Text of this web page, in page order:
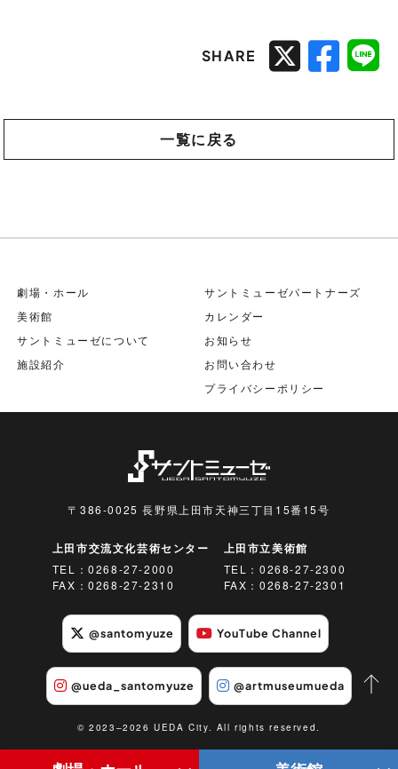
SHARE
一覧に戻る
劇場・ホール
美術館
サントミューゼについて
施設紹介
サントミューゼパートナーズ
カレンダー
お知らせ
お問い合わせ
プライバシーポリシー
〒386-0025 長野県上田市天神三丁目15番15号
上田市交流文化芸術センター
TEL：0268-27-2000
FAX：0268-27-2310
上田市立美術館
TEL： 0268-27-2300
FAX：0268-27-2301
@santomyuze YouTube Channel
@ueda_santomyuze @artmuseumueda
© 2023–2026 UEDA City. All rights reserved.